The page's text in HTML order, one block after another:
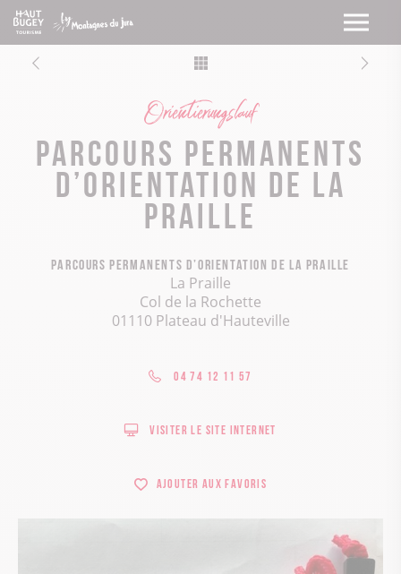
Orientierungslauf
Parcours permanents
d’orientation de la
Praille
Parcours permanents d’orientation de la Praille
La Praille
Col de la Rochette
01110 Plateau d'Hauteville
04 74 12 11 57
Visiter le site internet
Ajouter aux favoris